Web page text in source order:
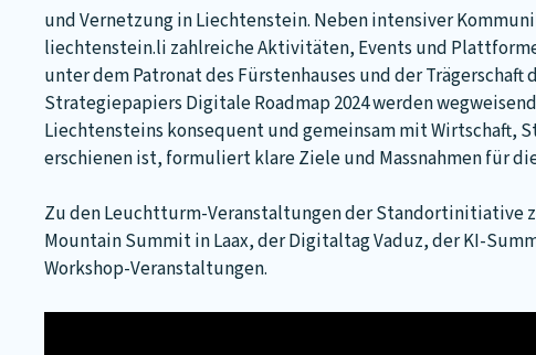
und Vernetzung in Liechtenstein. Neben intensiver
liechtenstein.li zahlreiche Aktivitäten, Events und
unter dem Patronat des Fürstenhauses und der
Strategiepapiers Digitale Roadmap 2024 werden
Liechtensteins konsequent und gemeinsam mit Wirtschaft,
erschienen ist, formuliert klare Ziele und Massnahmen für
Zu den Leuchtturm-Veranstaltungen der Standortinitiative
Mountain Summit in Laax, der Digitaltag Vaduz, der KI-
Workshop-Veranstaltungen.